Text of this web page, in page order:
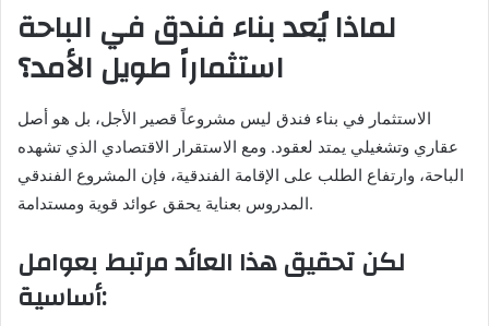
لماذا يُعد بناء فندق في الباحة
استثماراً طويل الأمد؟
الاستثمار في بناء فندق ليس مشروعاً قصير الأجل، بل هو أصل
عقاري وتشغيلي يمتد لعقود. ومع الاستقرار الاقتصادي الذي تشهده
الباحة، وارتفاع الطلب على الإقامة الفندقية، فإن المشروع الفندقي
المدروس بعناية يحقق عوائد قوية ومستدامة.
لكن تحقيق هذا العائد مرتبط بعوامل
أساسية: